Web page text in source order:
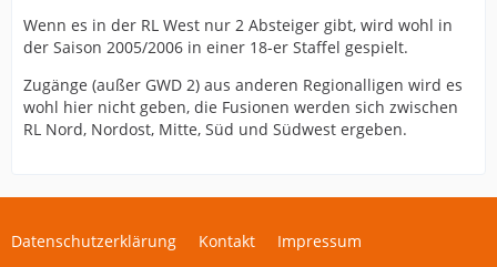
Wenn es in der RL West nur 2 Absteiger gibt, wird wohl in
der Saison 2005/2006 in einer 18-er Staffel gespielt.
Zugänge (außer GWD 2) aus anderen Regionalligen wird es
wohl hier nicht geben, die Fusionen werden sich zwischen
RL Nord, Nordost, Mitte, Süd und Südwest ergeben.
Datenschutzerklärung Kontakt Impressum